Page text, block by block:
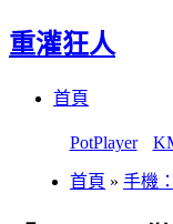
重灌狂人
首頁
PotPlayer
首頁 » 手機